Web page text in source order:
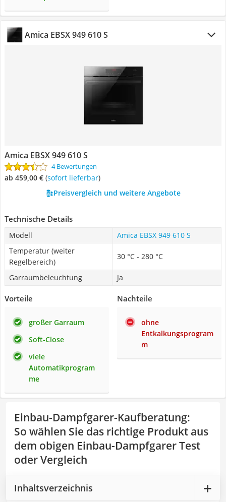
Amica EBSX 949 610 S
Amica EBSX 949 610 S
4 Bewertungen
ab 459,00 € ( Sofort lieferbar)
Preisvergleich und weitere Angebote
Technische Details
Modell
Amica EBSX 949 610 S
Temperatur (weiter
Regelbereich)
30 °C - 280 °C
Garraumbeleuchtung Ja
Vorteile
großer Garraum
Soft-Close
viele
Automatikprogram
me
Nachteile
ohne
Entkalkungsprogram
m
Einbau-Dampfgarer-Kaufberatung:
So wählen Sie das richtige Produkt aus
dem obigen Einbau-Dampfgarer Test
oder Vergleich
Inhaltsverzeichnis